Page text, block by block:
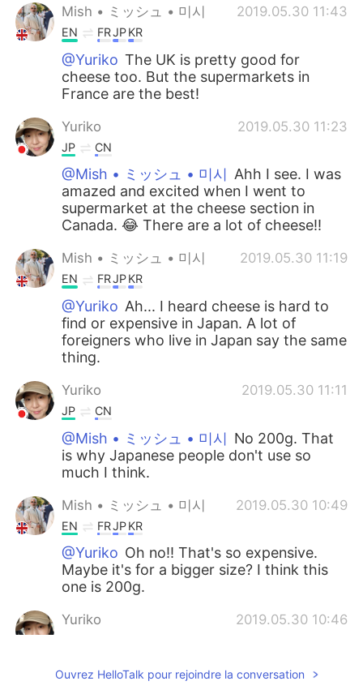
Mish • ミッシュ • 미시 2019.05.30 11:43
EN FRJPKR
@Yuriko The UK is pretty good for
cheese too. But the supermarkets in
France are the best!
Yuriko 2019.05.30 11:23
JP CN
@Mish • ミッシュ • 미시 Ahh I see. I was
amazed and excited when I went to
supermarket at the cheese section in
Canada. 😂 There are a lot of cheese!!
Mish • ミッシュ • 미시 2019.05.30 11:19
EN FRJPKR
@Yuriko Ah... I heard cheese is hard to
find or expensive in Japan. A lot of
foreigners who live in Japan say the same
thing.
Yuriko 2019.05.30 11:11
JP CN
@Mish • ミッシュ • 미시 No 200g. That
is why Japanese people don't use so
much I think.
Mish • ミッシュ • 미시 2019.05.30 10:49
EN FRJPKR
@Yuriko Oh no!! That's so expensive.
Maybe it's for a bigger size? I think this
one is 200g.
Yuriko 2019.05.30 10:46
@Mish • ミッシュ • 미시
No way!!!!! (;ﾟ
Дﾟ)! It is about 900yen in Japanよ！😭😭
Ouvrez HelloTalk pour rejoindre la conversation